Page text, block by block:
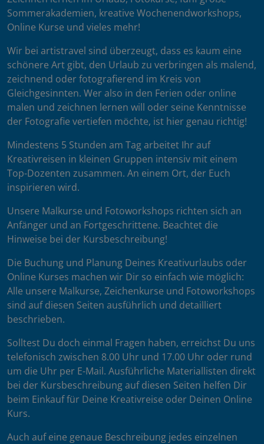
Sommerakademien, kreative Wochenendworkshops,
Online Kurse und vieles mehr!
Wir bei artistravel sind überzeugt, dass es kaum eine
schönere Art gibt, den Urlaub zu verbringen als malend,
zeichnend oder fotografierend im Kreis von
Gleichgesinnten. Wer also in den Ferien oder online
malen und zeichnen lernen will oder seine Kenntnisse
der Fotografie vertiefen möchte, ist hier genau richtig!
Mindestens 5 Stunden am Tag arbeitet Ihr auf
Kreativreisen in kleinen Gruppen intensiv mit einem
Top-Dozenten zusammen. An einem Ort, der Euch
inspirieren wird.
Unsere Malkurse und Fotoworkshops richten sich an
Anfänger und an Fortgeschrittene. Beachtet die
Hinweise bei der Kursbeschreibung!
Die Buchung und Planung Deines Kreativurlaubs oder
Online Kurses machen wir Dir so einfach wie möglich:
Alle unsere Malkurse, Zeichenkurse und Fotoworkshops
sind auf diesen Seiten ausführlich und detailliert
beschrieben.
Solltest Du doch einmal Fragen haben, erreichst Du uns
telefonisch zwischen 8.00 Uhr und 17.00 Uhr oder rund
um die Uhr per E-Mail. Ausführliche Materiallisten direkt
bei der Kursbeschreibung auf diesen Seiten helfen Dir
beim Einkauf für Deine Kreativreise oder Deinen Online
Kurs.
Auch auf eine genaue Beschreibung jedes einzelnen